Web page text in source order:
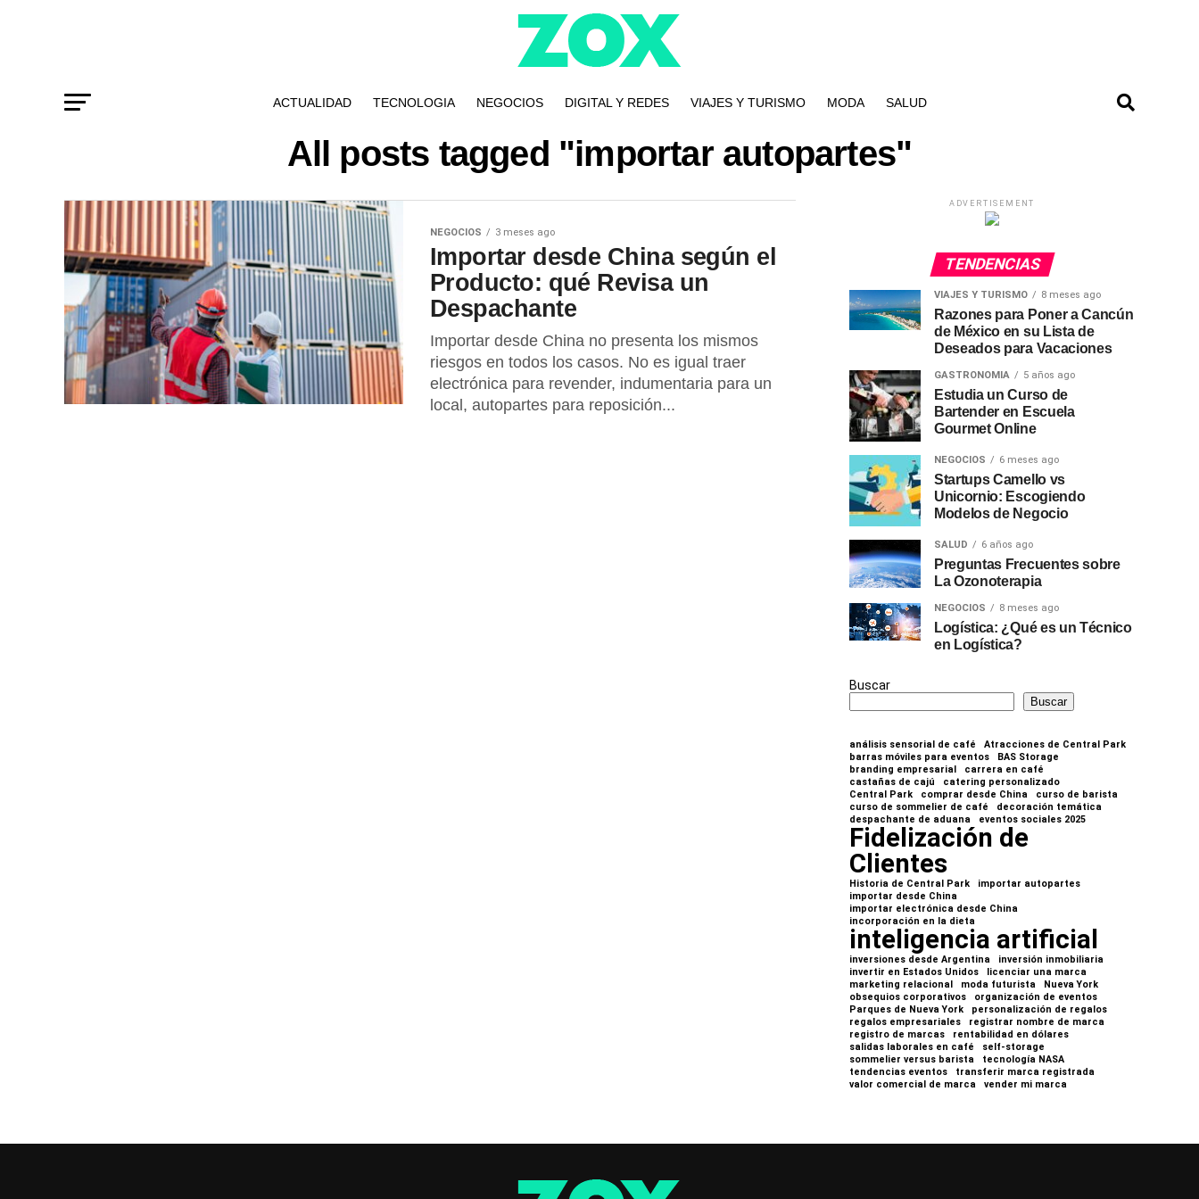
ACTUALIDAD TECNOLOGIA NEGOCIOS DIGITAL Y REDES VIAJES Y TURISMO MODA SALUD
All posts tagged "importar autopartes"
NEGOCIOS 3 meses ago
Importar desde China según el
Producto: qué Revisa un
Despachante
Importar desde China no presenta los mismos
riesgos en todos los casos. No es igual traer
electrónica para revender, indumentaria para un
local, autopartes para reposición...
ADVERTISEMENT
TENDENCIAS
VIAJES Y TURISMO 8 meses ago
Razones para Poner a Cancún
de México en su Lista de
Deseados para Vacaciones
GASTRONOMIA 5 años ago
Estudia un Curso de
Bartender en Escuela
Gourmet Online
NEGOCIOS 6 meses ago
Startups Camello vs
Unicornio: Escogiendo
Modelos de Negocio
SALUD 6 años ago
Preguntas Frecuentes sobre
La Ozonoterapia
NEGOCIOS 8 meses ago
Logística: ¿Qué es un Técnico
en Logística?
Buscar
Buscar
análisis sensorial de café
Atracciones de Central Park
barras móviles para eventos
BAS Storage
branding empresarial
carrera en café
castañas de cajú
catering personalizado
Central Park
comprar desde China
curso de barista
curso de sommelier de café
decoración temática
despachante de aduana
eventos sociales 2025
Fidelización de
Clientes
Historia de Central Park
importar autopartes
importar desde China
importar electrónica desde China
incorporación en la dieta
inteligencia artificial
inversiones desde Argentina
inversión inmobiliaria
invertir en Estados Unidos
licenciar una marca
marketing relacional
moda futurista
Nueva York
obsequios corporativos
organización de eventos
Parques de Nueva York
personalización de regalos
regalos empresariales
registrar nombre de marca
registro de marcas
rentabilidad en dólares
salidas laborales en café
self-storage
sommelier versus barista
tecnología NASA
tendencias eventos
transferir marca registrada
valor comercial de marca
vender mi marca